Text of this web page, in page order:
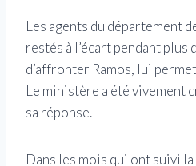
Les agents du département
restés à l’écart pendant plus
d’affronter Ramos, lui
Le ministère a été vivement
sa réponse.
Dans les mois qui ont suivi